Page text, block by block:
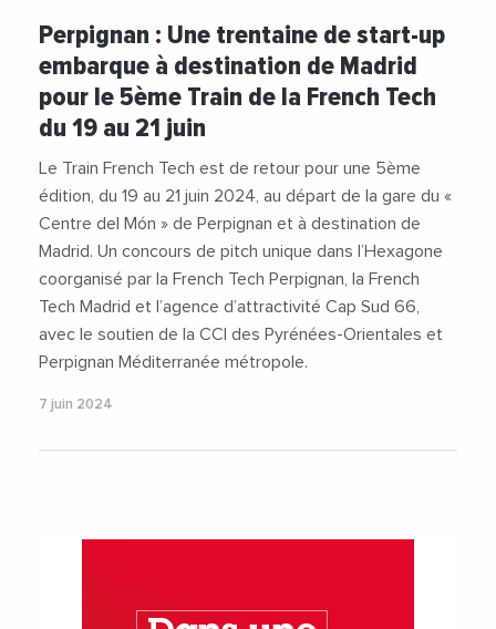
#FrenchTech
#FrenchTechMadrid
#FrenchTechPerpignan
#Innovation
#PerpignanMediterraneeMetropole
#StartUp
Perpignan : Une trentaine de start-up
embarque à destination de Madrid
pour le 5ème Train de la French Tech
du 19 au 21 juin
Le Train French Tech est de retour pour une 5ème
édition, du 19 au 21 juin 2024, au départ de la gare du «
Centre del Món » de Perpignan et à destination de
Madrid. Un concours de pitch unique dans l’Hexagone
coorganisé par la French Tech Perpignan, la French
Tech Madrid et l’agence d’attractivité Cap Sud 66,
avec le soutien de la CCI des Pyrénées-Orientales et
Perpignan Méditerranée métropole.
7 juin 2024